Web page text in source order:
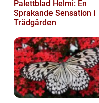
Palettblad Helmi: En
Sprakande Sensation i
Trädgården